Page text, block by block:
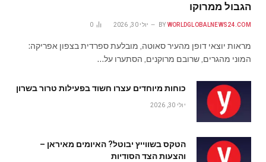
הגבול ממרוקו
BY WORLDGLOBALNEWS24.COM יולי 30, 2026 0
מראות יוצאי דופן מהעיר סאוטה, מובלעת ספרדית בצפון אפריקה:
המוני מהגרים, שרובם מרוקנים, הסתערו על…
כוחות מיוחדים עצרו חשוד בפעילות טרור בשרון
יולי 30, 2026
הטקס בשווייץ יבוטל? האיומים מאיראן –
והצעות הצד הסודיות